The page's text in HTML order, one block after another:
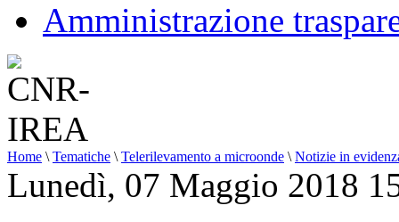
Amministrazione
Home \ Tematiche \ Telerilevamento a microonde \ Notizie in
Lunedì, 07 Maggio 2018